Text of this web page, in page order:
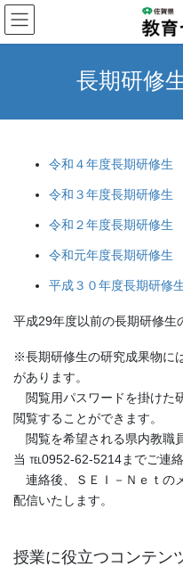
コ
ン
テ
ス
ナ
ビ
ゲ
ン
長期研修
令和４年度長期研修生
令和３年度長期研修生
令和２年度長期研修生
令和元年度長期研修生
平成３０年度長期研修
平成29年度以前の長期研修生
※長期研修生の研究成果物に
があります。
閲覧用パスワードを掛けた
閲覧することができます。
閲覧を希望される県内教職
当 ℡0952-62-5214までご連絡
連絡後、ＳＥＩ－Ｎｅｔの
配信いたします。
授業に役立つコンテン